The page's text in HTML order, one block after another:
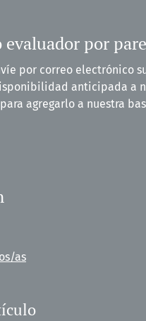
evaluador por
por correo electrónico
anticipada a
agregarlo a nuestra
as